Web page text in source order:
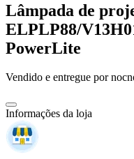
Lâmpada de
ELPLP88/
PowerLite
Vendido e entregue por
Informações da loja